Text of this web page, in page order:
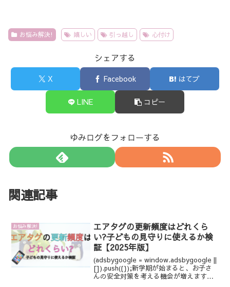
お悩み解決! 嬉しい 引っ越し 心付け
シェアする
X Facebook はてブ
LINE コピー
ゆみログをフォローする
関連記事
お悩み解決!
エアタグの更新頻度はどれくら
い?子どもの見守りに使えるか検
証【2025年版】
(adsbygoogle = window.adsbygoogle ||
[]).push({});新学期が始まると、お子さ
んの安全対策を考える機会が増えますよ